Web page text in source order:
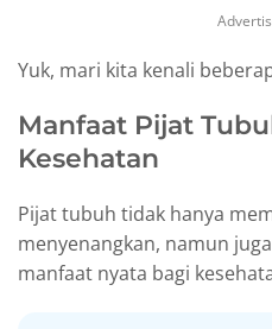
Yuk, mari kita kenali
Manfaat Pijat
Kesehatan
Pijat tubuh tidak hanya
menyenangkan, namun
manfaat nyata bagi